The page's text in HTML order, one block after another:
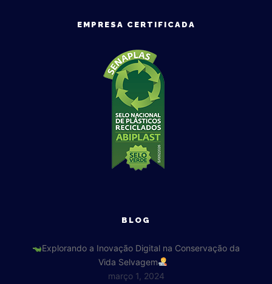
EMPRESA CERTIFICADA
BLOG
Explorando a Inovação Digital na Conservação da
Vida Selvagem
março 1, 2024